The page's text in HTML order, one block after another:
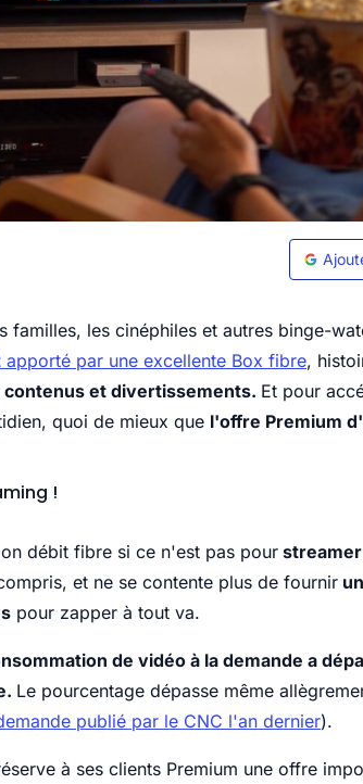
les cinéphiles et autres binge-
apporté par une excellente Box fibre,
contenus et divertissements. Et pour
quoi de mieux que l'offre Premium
!
débit fibre si ce n'est pas pour
et ne se contente plus de fournir
pour zapper à tout va.
de vidéo à la demande a
Le pourcentage dépasse même
publié par le CNC l'an dernier).
à ses clients Premium une offre